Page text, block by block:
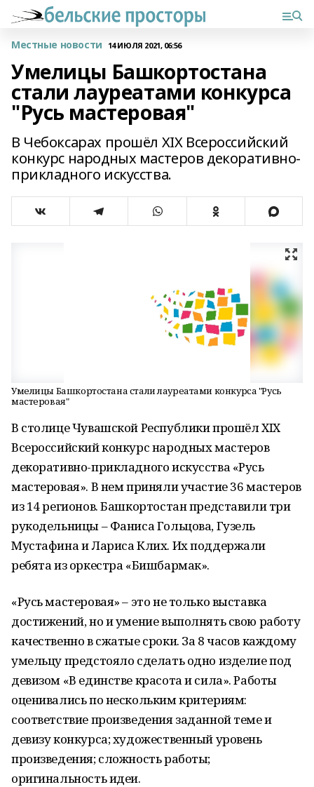
Местные новости 14 ИЮЛЯ 2021, 06:56
Умелицы Башкортостана
стали лауреатами конкурса
"Русь мастеровая"
В Чебоксарах прошёл XIX Всероссийский
конкурс народных мастеров декоративно-
прикладного искусства.
Умелицы Башкортостана стали лауреатами конкурса "Русь
мастеровая"
В столице Чувашской Республики прошёл XIX
Всероссийский конкурс народных мастеров
декоративно-прикладного искусства «Русь
мастеровая». В нем приняли участие 36 мастеров
из 14 регионов. Башкортостан представили три
рукодельницы – Фаниса Гольцова, Гузель
Мустафина и Лариса Клих. Их поддержали
ребята из оркестра «Бишбармак».
«Русь мастеровая» – это не только выставка
достижений, но и умение выполнять свою работу
качественно в сжатые сроки. За 8 часов каждому
умельцу предстояло сделать одно изделие под
девизом «В единстве красота и сила». Работы
оценивались по нескольким критериям:
соответствие произведения заданной теме и
девизу конкурса; художественный уровень
произведения; сложность работы;
оригинальность идеи.